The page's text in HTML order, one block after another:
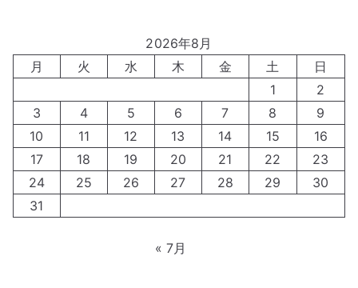
2026年8月
月
火 水 木 金 土
日
1
2
3
4 5 6 7 8
9
10
11 12 13 14 15
16
17
18 19 20 21 22
23
24
25 26 27 28 29
30
31
« 7月